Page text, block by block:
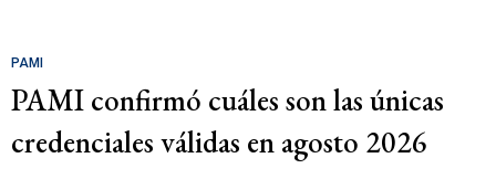
PAMI
PAMI confirmó cuáles son las únicas
credenciales válidas en agosto 2026